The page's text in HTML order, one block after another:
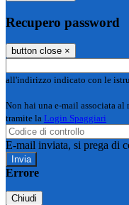
Recupero password
button close ×
all'indirizzo indicato con le
Non hai una e-mail associata
tramite la Login Spaggiari
E-mail inviata, si prega di
Errore
Chiudi